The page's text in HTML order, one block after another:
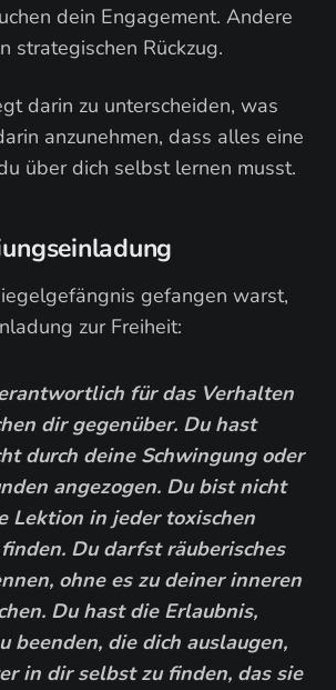
dein Engagement. Andere
strategischen Rückzug.
darin zu unterscheiden, was
anzunehmen, dass alles eine
über dich selbst lernen musst.
gefangen warst,
zur Freiheit:
für das Verhalten
dir gegenüber. Du hast
durch deine Schwingung oder
angezogen. Du bist nicht
Lektion in jeder toxischen
Du darfst räuberisches
ohne es zu deiner inneren
Du hast die Erlaubnis,
beenden, die dich auslaugen,
in dir selbst zu finden, das sie